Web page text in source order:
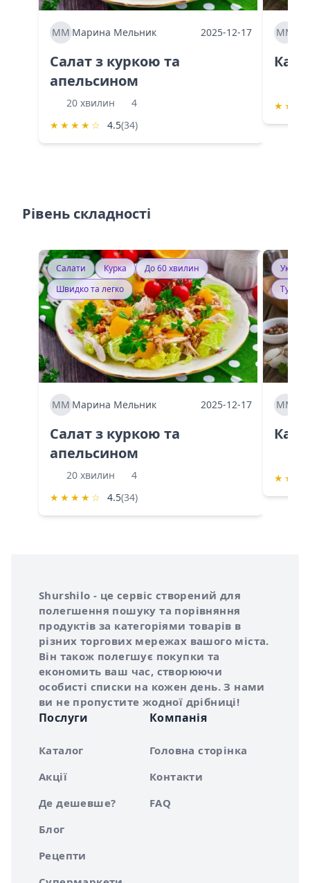
ММ Марина Мельник 2025-12-17
Салат з куркою та
апельсином
20 хвилин
4
★ ★ ★ ★ ☆ 4.5(34)
ММ
★ ★
Рівень складності
Салати Курка
До 60 хвилин
Швидко та легко
ММ Марина Мельник 2025-12-17
Салат з куркою та
апельсином
20 хвилин
4
★ ★ ★ ★ ☆ 4.5(34)
ММ
★ ★
Про сервіс Shurshilo
Shurshilo - це сервіс створений для
полегшення пошуку та порівняння
продуктів за категоріями товарів в
різних торгових мережах вашого міста.
Він також полегшує покупки та
економить ваш час, створюючи
особисті списки на кожен день. З нами
ви не пропустите жодної дрібниці!
Послуги
Каталог
Акції
Де дешевше?
Блог
Рецепти
Компанія
Головна сторінка
Контакти
FAQ